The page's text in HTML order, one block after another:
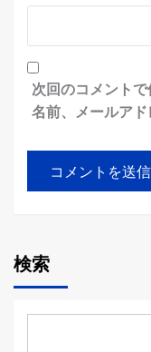
次回のコメント
名前、メールアド
検索